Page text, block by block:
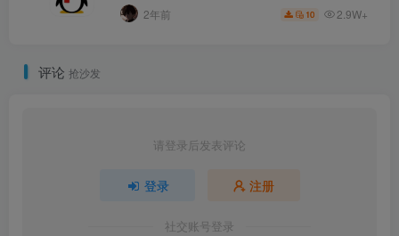
2年前 10 2.9W+
评论 抢沙发
请登录后发表评论
登录 注册
社交账号登录